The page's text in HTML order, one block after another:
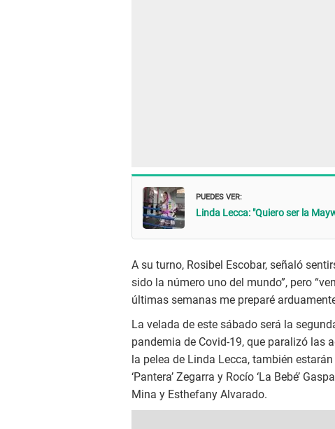
PUEDES VER:
Linda Lecca: "Quiero ser la
A su turno, Rosibel Escobar, señaló
sido la número uno del mundo”, pero
últimas semanas me preparé
La velada de este sábado será la
pandemia de Covid-19, que paralizó las
la pelea de Linda Lecca, también
‘Pantera’ Zegarra y Rocío ‘La Bebé’
Mina y Esthefany Alvarado.